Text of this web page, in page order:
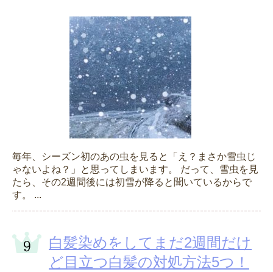
毎年、シーズン初のあの虫を見ると「え？まさか雪虫じ
ゃないよね？」と思ってしまいます。 だって、雪虫を見
たら、その2週間後には初雪が降ると聞いているからで
す。 ...
白髪染めをしてまだ2週間だけ
ど目立つ白髪の対処方法5つ！